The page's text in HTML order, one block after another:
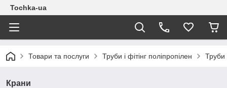
Tochka-ua
Товари та послуги Труби і фітінг поліпропілен Труби
Крани